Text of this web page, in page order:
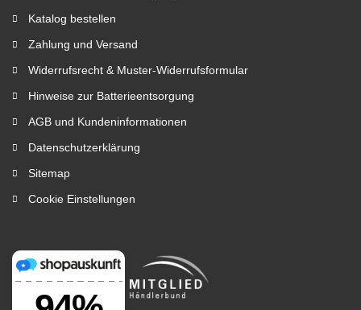
Katalog bestellen
Zahlung und Versand
Widerrufsrecht & Muster-Widerrufsformular
Hinweise zur Batterieentsorgung
AGB und Kundeninformationen
Datenschutzerklärung
Sitemap
Cookie Einstellungen